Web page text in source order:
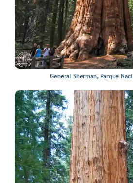
General Sherman, Parque